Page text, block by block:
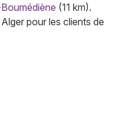
(11 km).
pour les clients de